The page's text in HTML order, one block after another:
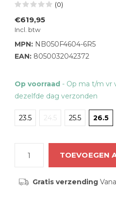
(0)
€619,95
Incl. btw
MPN: NB050F4604-6R5
EAN: 8050032042372
Op voorraad - Op ma t/m vr
dezelfde dag verzonden
23.5 24.5 25.5 26.5
TOEVOEGEN
Gratis verzending